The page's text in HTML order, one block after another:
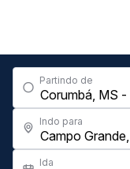
Partindo de
Indo para
Ida